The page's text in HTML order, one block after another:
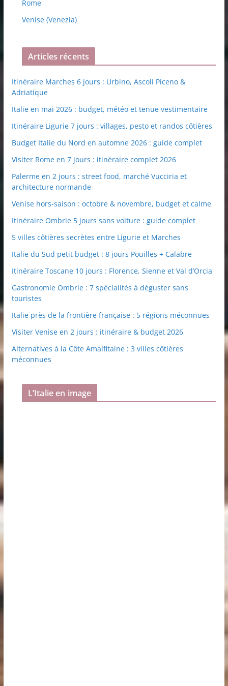
Rome
Venise (Venezia)
Articles récents
Itinéraire Marches 6 jours : Urbino, Ascoli Piceno &
Adriatique
Italie en mai 2026 : budget, météo et tenue vestimentaire
Itinéraire Ligurie 7 jours : villages, pesto et randos côtières
Budget Italie du Nord en automne 2026 : guide complet
Visiter Rome en 7 jours : itinéraire complet 2026
Palerme en 2 jours : street food, marché Vucciria et
architecture normande
Venise hors-saison : octobre & novembre, budget et calme
Itinéraire Ombrie 5 jours sans voiture : guide complet
5 villes côtières secrètes entre Ligurie et Marches
Italie du Sud petit budget : 8 jours Pouilles + Calabre
Itinéraire Toscane 10 jours : Florence, Sienne et Val d’Orcia
Gastronomie Ombrie : 7 spécialités à déguster sans
touristes
Italie près de la frontière française : 5 régions méconnues
Visiter Venise en 2 jours : itinéraire & budget 2026
Alternatives à la Côte Amalfitaine : 3 villes côtières
méconnues
L’Italie en image